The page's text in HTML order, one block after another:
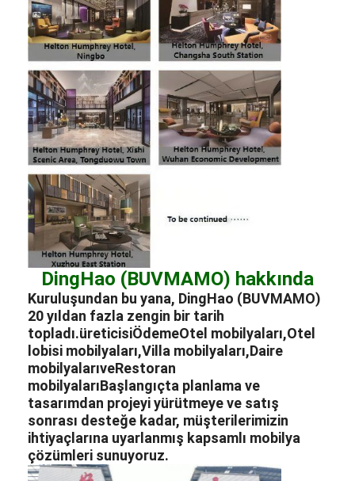
DingHao (BUVMAMO) hakkında
Kuruluşundan bu yana, DingHao (BUVMAMO)
20 yıldan fazla zengin bir tarih
topladı.üreticisiÖdemeOtel mobilyaları,Otel
lobisi mobilyaları,Villa mobilyaları,Daire
mobilyalarıveRestoran
mobilyalarıBaşlangıçta planlama ve
tasarımdan projeyi yürütmeye ve satış
sonrası desteğe kadar, müşterilerimizin
ihtiyaçlarına uyarlanmış kapsamlı mobilya
çözümleri sunuyoruz.